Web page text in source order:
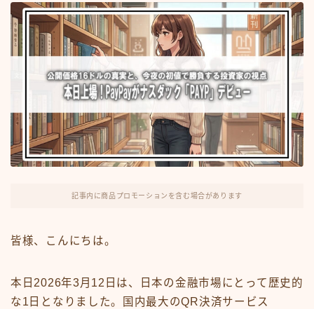
フリマ物販
Yahoo出品
メルカリ販売
投資・株
FX・仮想通貨
リスキング・ラーニング
記事内に商品プロモーションを含む場合があります
皆様、こんにちは。
本日2026年3月12日は、日本の金融市場にとって歴史的
な1日となりました。国内最大のQR決済サービス